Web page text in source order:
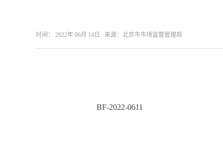
时间： 2022年 06月 14日 来源： ​北京市市场监督管理局
BF-2022-0611 合